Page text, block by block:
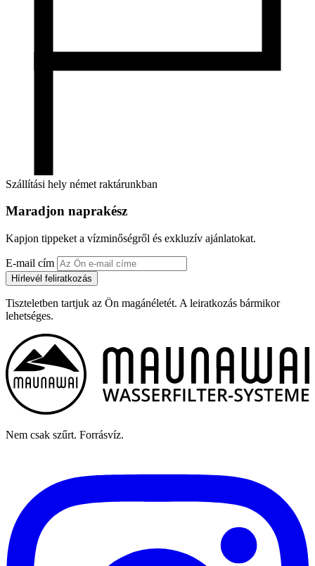
Szállítási hely német raktárunkban
Maradjon naprakész
Kapjon tippeket a vízminőségről és exkluzív ajánlatokat.
E-mail cím
Hírlevél feliratkozás
Tiszteletben tartjuk az Ön magánéletét. A leiratkozás bármikor
lehetséges.
Nem csak szűrt. Forrásvíz.